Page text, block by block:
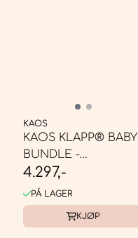
KAOS
KAOS KLAPP® BABY
BUNDLE -
BARNESTOL
RESIRKULERT
4.297,-
PÅ LAGER
KJØP